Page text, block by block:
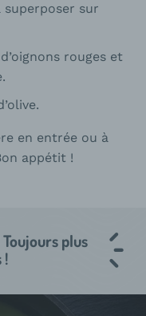
sur
rouges et
en entrée ou à
appétit !
plus
!